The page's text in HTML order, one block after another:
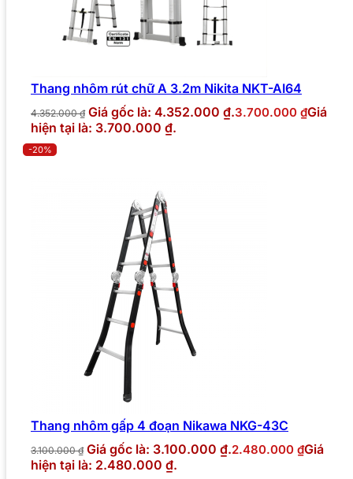
Thang nhôm rút chữ A 3.2m Nikita NKT-AI64
4.352.000₫ Giá gốc là: 4.352.000 ₫.3.700.000 ₫Giá
hiện tại là: 3.700.000 ₫.
-20%
Thang nhôm gấp 4 đoạn Nikawa NKG-43C
3.100.000₫ Giá gốc là: 3.100.000 ₫.2.480.000 ₫Giá
hiện tại là: 2.480.000 ₫.